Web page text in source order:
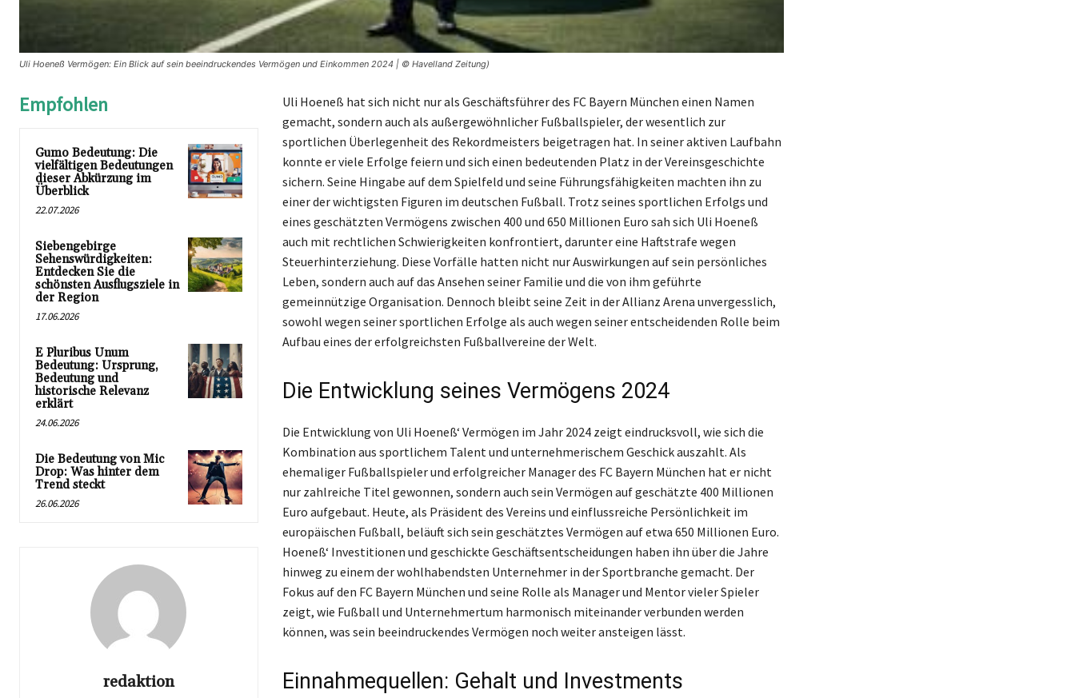
Uli Hoeneß Vermögen: Ein Blick auf sein beeindruckendes Vermögen und Einkommen 2024 | © Havelland Zeitung)
Empfohlen
Gumo Bedeutung: Die
vielfältigen Bedeutungen
dieser Abkürzung im
Überblick
22.07.2026
Siebengebirge
Sehenswürdigkeiten:
Entdecken Sie die
schönsten Ausflugsziele in
der Region
17.06.2026
E Pluribus Unum
Bedeutung: Ursprung,
Bedeutung und
historische Relevanz
erklärt
24.06.2026
Die Bedeutung von Mic
Drop: Was hinter dem
Trend steckt
26.06.2026
redaktion
Uli Hoeneß hat sich nicht nur als Geschäftsführer des FC Bayern München einen Namen
gemacht, sondern auch als außergewöhnlicher Fußballspieler, der wesentlich zur
sportlichen Überlegenheit des Rekordmeisters beigetragen hat. In seiner aktiven Laufbahn
konnte er viele Erfolge feiern und sich einen bedeutenden Platz in der Vereinsgeschichte
sichern. Seine Hingabe auf dem Spielfeld und seine Führungsfähigkeiten machten ihn zu
einer der wichtigsten Figuren im deutschen Fußball. Trotz seines sportlichen Erfolgs und
eines geschätzten Vermögens zwischen 400 und 650 Millionen Euro sah sich Uli Hoeneß
auch mit rechtlichen Schwierigkeiten konfrontiert, darunter eine Haftstrafe wegen
Steuerhinterziehung. Diese Vorfälle hatten nicht nur Auswirkungen auf sein persönliches
Leben, sondern auch auf das Ansehen seiner Familie und die von ihm geführte
gemeinnützige Organisation. Dennoch bleibt seine Zeit in der Allianz Arena unvergesslich,
sowohl wegen seiner sportlichen Erfolge als auch wegen seiner entscheidenden Rolle beim
Aufbau eines der erfolgreichsten Fußballvereine der Welt.
Die Entwicklung seines Vermögens 2024
Die Entwicklung von Uli Hoeneß‘ Vermögen im Jahr 2024 zeigt eindrucksvoll, wie sich die
Kombination aus sportlichem Talent und unternehmerischem Geschick auszahlt. Als
ehemaliger Fußballspieler und erfolgreicher Manager des FC Bayern München hat er nicht
nur zahlreiche Titel gewonnen, sondern auch sein Vermögen auf geschätzte 400 Millionen
Euro aufgebaut. Heute, als Präsident des Vereins und einflussreiche Persönlichkeit im
europäischen Fußball, beläuft sich sein geschätztes Vermögen auf etwa 650 Millionen Euro.
Hoeneß‘ Investitionen und geschickte Geschäftsentscheidungen haben ihn über die Jahre
hinweg zu einem der wohlhabendsten Unternehmer in der Sportbranche gemacht. Der
Fokus auf den FC Bayern München und seine Rolle als Manager und Mentor vieler Spieler
zeigt, wie Fußball und Unternehmertum harmonisch miteinander verbunden werden
können, was sein beeindruckendes Vermögen noch weiter ansteigen lässt.
Einnahmequellen: Gehalt und Investments